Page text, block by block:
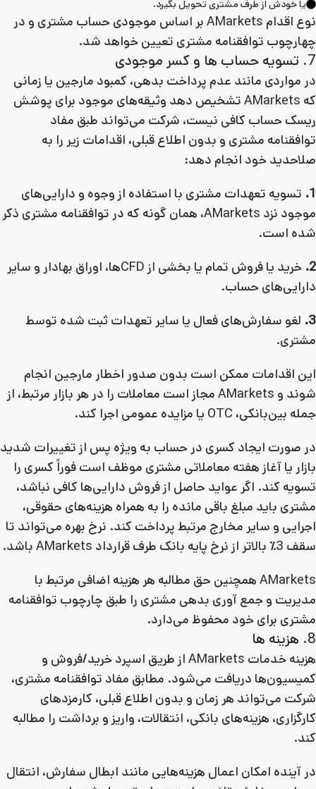
یا خودش از طرف مشتری تحویل بگیرد.
نوع اقدام AMarkets بر اساس موجودی حساب مشتری و در
چهارچوب توافقنامه مشتری تعیین خواهد شد.
7. تسویه حساب ها و کسر موجودی
در مواردی مانند عدم پرداخت بدهی، کمبود مارجین یا زمانی
که AMarkets تشخیص دهد وثیقه‌های موجود برای پوشش
ریسک حساب کافی نیست، شرکت می‌تواند طبق مفاد
توافقنامه مشتری و بدون اطلاع قبلی، اقدامات زیر را به
صلاحدید خود انجام دهد:
1. تسویه تعهدات مشتری با استفاده از وجوه و دارایی‌های
موجود نزد AMarkets، همان گونه که در توافقنامه مشتری ذکر
شده است.
2.
خرید یا فروش تمام یا بخشی از CFDها، اوراق بهادار و سایر
دارایی‌های حساب.
3. لغو سفارش‌های فعال یا سایر تعهدات ثبت شده توسط
مشتری.
این اقدامات ممکن است بدون صدور اخطار مارجین انجام
شوند و AMarkets مجاز است معاملات را در هر بازار مرتبط، از
جمله بین‌بانکی، OTC یا مزایده عمومی اجرا کند.
در صورت ایجاد کسری در حساب به ویژه پس از تغییرات شدید
بازار یا آغاز هفته معاملاتی مشتری موظف است فوراً کسری را
تسویه کند. اگر عواید حاصل از فروش دارایی‌ها کافی نباشد،
مشتری باید مبلغ باقی مانده را به همراه هزینه‌های حقوقی،
اجرایی و سایر مخارج مرتبط پرداخت کند. نرخ بهره می‌تواند تا
سقف 3٪ بالاتر از نرخ پایه بانک طرف قرارداد AMarkets باشد.
AMarkets همچنین حق مطالبه هر هزینه اضافی مرتبط با
مدیریت و جمع آوری بدهی مشتری را طبق چارچوب توافقنامه
مشتری برای خود محفوظ می‌دارد.
8. هزینه ها
هزینه خدمات AMarkets از طریق اسپرد خرید/فروش و
کمیسیون‌ها دریافت می‌شود. مطابق مفاد توافقنامه مشتری،
شرکت می‌تواند هر زمان و بدون اطلاع قبلی، کارمزدهای
کارگزاری، هزینه‌های بانکی، انتقالات، واریز و برداشت را مطالبه
کند.
در آینده امکان اعمال هزینه‌هایی مانند ابطال سفارش، انتقال